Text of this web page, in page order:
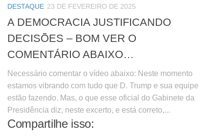
DESTAQUE 23 DE FEVEREIRO DE 2025
A DEMOCRACIA JUSTIFICANDO
DECISÕES – BOM VER O
COMENTÁRIO ABAIXO…
Necessário comentar o vídeo abaixo: Neste momento
estamos vibrando com tudo que D. Trump e sua equipe
estão fazendo. Mas, o que esse oficial do Gabinete da
Presidência diz, neste excerto, e está correto,...
Compartilhe isso: